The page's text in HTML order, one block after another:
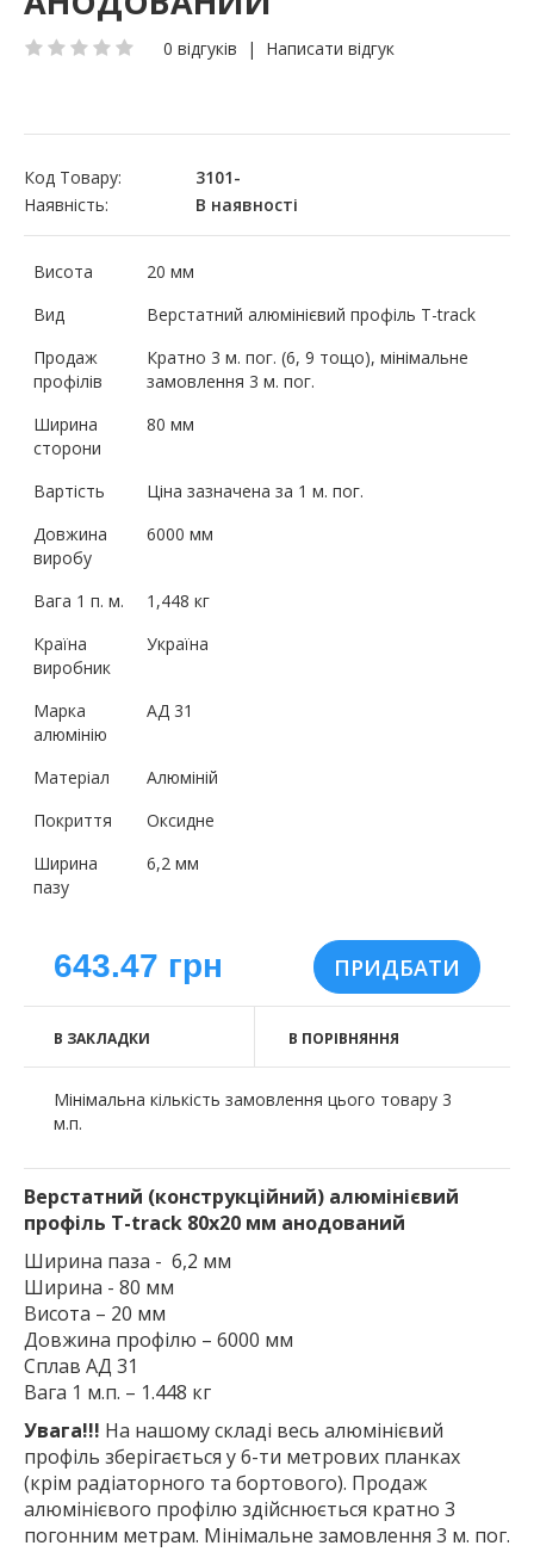
0 відгуків | Написати відгук
Код Товару:
3101-
Наявність:
В наявності
Висота
20 мм
Вид
Верстатний алюмінієвий профіль T-track
Продаж
профілів
Кратно 3 м. пог. (6, 9 тощо), мінімальне
замовлення 3 м. пог.
Ширина
сторони
80 мм
Вартість
Ціна зазначена за 1 м. пог.
Довжина
виробу
6000 мм
Вага 1 п. м.
1,448 кг
Країна
виробник
Україна
Марка
алюмінію
АД 31
Матеріал
Алюміній
Покриття
Оксидне
Ширина
пазу
6,2 мм
643.47 грн
В ЗАКЛАДКИ В ПОРІВНЯННЯ
Мінімальна кількість замовлення цього товару 3
м.п.
Верстатний (конструкційний) алюмінієвий
профіль T-track 80х20 мм анодований
Ширина паза - 6,2 мм
Ширина - 80 мм
Висота – 20 мм
Довжина профілю – 6000 мм
Сплав АД 31
Вага 1 м.п. – 1.448 кг
Увага!!! На нашому складі весь алюмінієвий
профіль зберігається у 6-ти метрових планках
(крім радіаторного та бортового). Продаж
алюмінієвого профілю здійснюється кратно 3
погонним метрам. Мінімальне замовлення 3 м. пог.